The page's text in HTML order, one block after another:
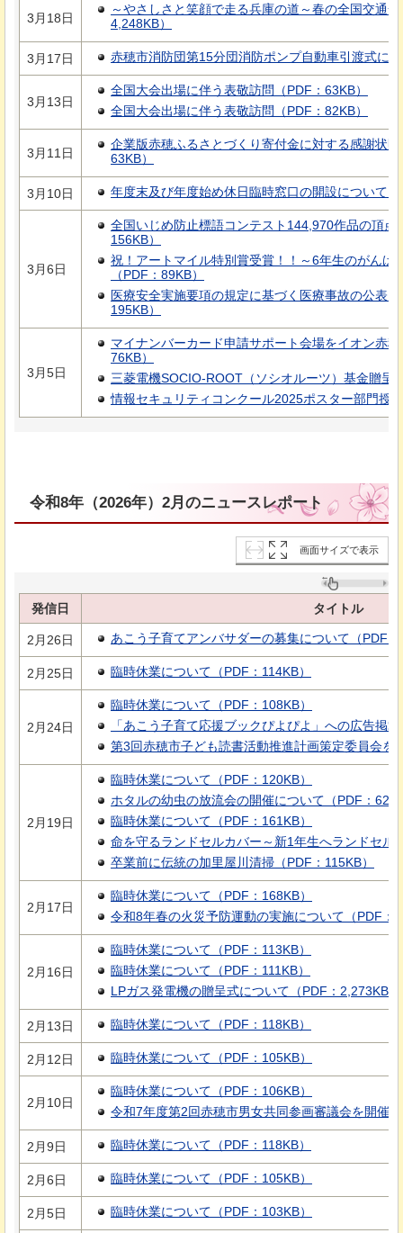
3月18日
～やさしさと笑顔で走る兵庫の道～春の全国交通
4,248KB）
3月17日 赤穂市消防団第15分団消防ポンプ自動車引渡式に
3月13日
全国大会出場に伴う表敬訪問（PDF：63KB）
全国大会出場に伴う表敬訪問（PDF：82KB）
3月11日
企業版赤穂ふるさとづくり寄付金に対する感謝状
63KB）
3月10日 年度末及び年度始め休日臨時窓口の開設について
3月6日
全国いじめ防止標語コンテスト144,970作品の頂点
156KB）
祝！アートマイル特別賞受賞！！～6年生のがんば
（PDF：89KB）
医療安全実施要項の規定に基づく医療事故の公表
195KB）
3月5日
マイナンバーカード申請サポート会場をイオン赤
76KB）
三菱電機SOCIO-ROOT（ソシオルーツ）基金贈呈
情報セキュリティコンクール2025ポスター部門授
令和8年（2026年）2月のニュースレポート
画面サイズで表示
発信日 タイトル
2月26日 あこう子育てアンバサダーの募集について（PDF
2月25日 臨時休業について（PDF：114KB）
2月24日
臨時休業について（PDF：108KB）
「あこう子育て応援ブックぴよぴよ」への広告掲
第3回赤穂市子ども読書活動推進計画策定委員会を
2月19日
臨時休業について（PDF：120KB）
ホタルの幼虫の放流会の開催について（PDF：
臨時休業について（PDF：161KB）
命を守るランドセルカバー～新1年生へランドセル
卒業前に伝統の加里屋川清掃（PDF：115KB）
2月17日
臨時休業について（PDF：168KB）
令和8年春の火災予防運動の実施について（PDF：
2月16日
臨時休業について（PDF：113KB）
臨時休業について（PDF：111KB）
LPガス発電機の贈呈式について（PDF：2,273KB）
2月13日 臨時休業について（PDF：118KB）
2月12日 臨時休業について（PDF：105KB）
2月10日
臨時休業について（PDF：106KB）
令和7年度第2回赤穂市男女共同参画審議会を開催
2月9日 臨時休業について（PDF：118KB）
2月6日 臨時休業について（PDF：105KB）
2月5日 臨時休業について（PDF：103KB）